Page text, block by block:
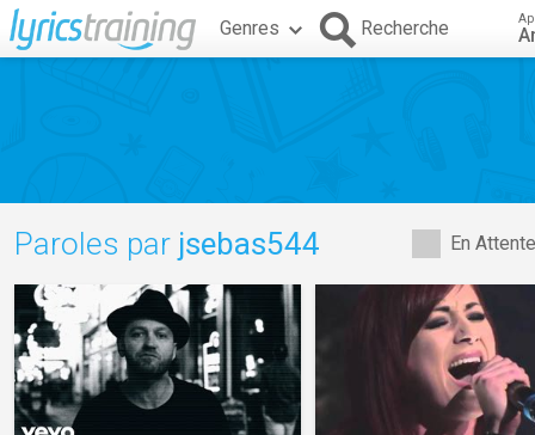
Genres Recherche
En
Paroles par jsebas544